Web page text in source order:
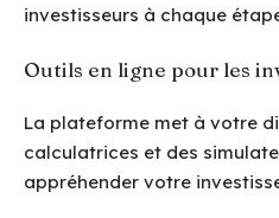
investisseurs à chaque
Outils en ligne pour les
La plateforme met à votre
calculatrices et des
appréhender votre